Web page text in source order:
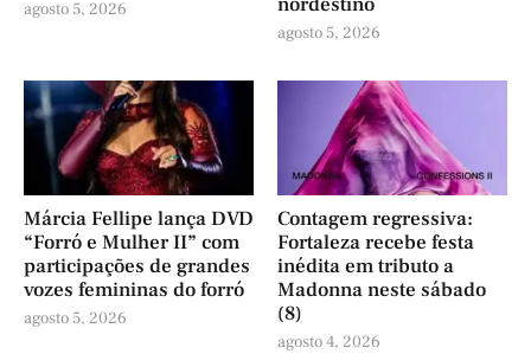
agosto 5, 2026
agosto 5, 2026
Márcia Fellipe lança DVD
“Forró e Mulher II” com
participações de grandes
vozes femininas do forró
agosto 5, 2026
Contagem regressiva:
Fortaleza recebe festa
inédita em tributo a
Madonna neste sábado
(8)
agosto 4, 2026